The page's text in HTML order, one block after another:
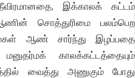
இக்காலக் கட்டம்
ஆணின் சொத்துரிமை பலம்பெற
ஆண் சார்ந்து இழப்பதை
காலக்கட்டத்தையும்
வைத்து அணுகும் போது